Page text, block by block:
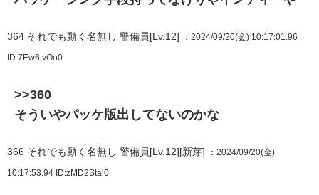
364 それでも動く名無し 警備員[Lv.12] ：2024/09/20(金) 10:17:01.96
ID:7Ew6tvOo0
>>360
そういやパッケ版出してないのかな
366 それでも動く名無し 警備員[Lv.12][新芽] ：2024/09/20(金)
10:17:53.94 ID:zMD2Stal0